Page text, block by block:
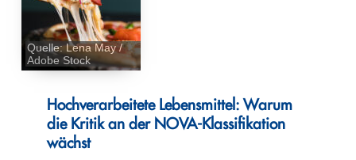
Quelle: Lena May /
Adobe Stock
Hochverarbeitete Lebensmittel: Warum
die Kritik an der NOVA-Klassifikation
wächst